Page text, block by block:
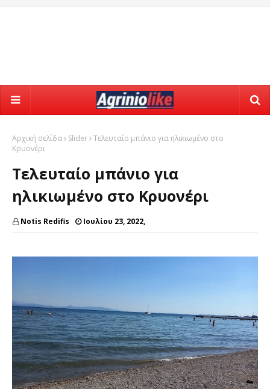
Αρχική σελίδα Slider Τελευταίο μπάνιο για ηλικιωμένο στο
Κρυονέρι
Τελευταίο μπάνιο για
ηλικιωμένο στο Κρυονέρι
Notis Redifis Ιουλίου 23, 2022,